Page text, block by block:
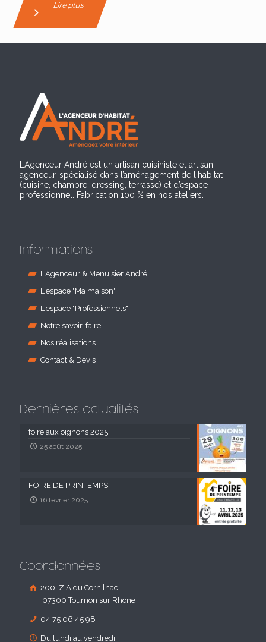
Lire plus
L’Agenceur André est un artisan cuisiniste et artisan
agenceur, spécialisé dans l’aménagement de l'habitat
(cuisine, chambre, dressing, terrasse) et d’espace
professionnel. Fabrication 100 % en nos ateliers.
Informations
L'Agenceur & Menuisier André
L'espace "Ma maison"
L'espace "Professionnels"
Notre savoir-faire
Nos réalisations
Contact & Devis
Dernières actualités
foire aux oignons 2025
25 août 2025
FOIRE DE PRINTEMPS
16 février 2025
Coordonnées
200, Z.A du Cornilhac
07300 Tournon sur Rhône
04 75 06 45 98
Du lundi au vendredi